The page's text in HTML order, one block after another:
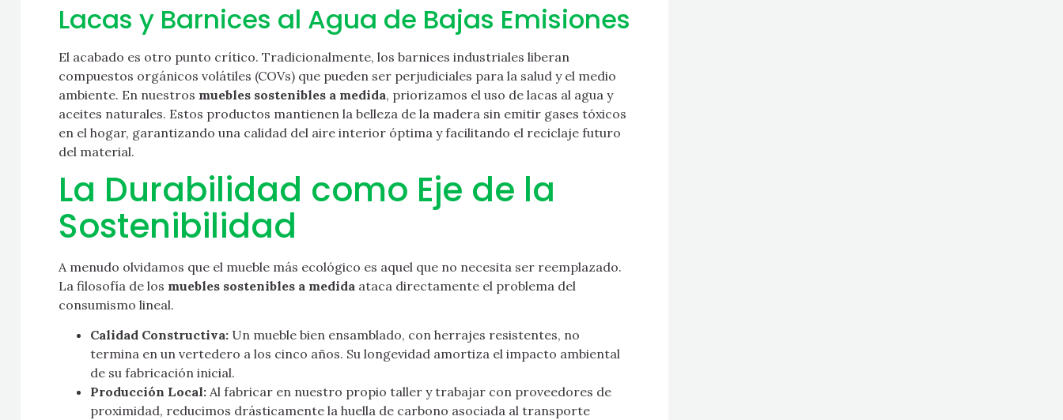
Lacas y Barnices al Agua de Bajas Emisiones
El acabado es otro punto crítico. Tradicionalmente, los barnices industriales liberan
compuestos orgánicos volátiles (COVs) que pueden ser perjudiciales para la salud y el medio
ambiente. En nuestros muebles sostenibles a medida, priorizamos el uso de lacas al agua y
aceites naturales. Estos productos mantienen la belleza de la madera sin emitir gases tóxicos
en el hogar, garantizando una calidad del aire interior óptima y facilitando el reciclaje futuro
del material.
La Durabilidad como Eje de la
Sostenibilidad
A menudo olvidamos que el mueble más ecológico es aquel que no necesita ser reemplazado.
La filosofía de los muebles sostenibles a medida ataca directamente el problema del
consumismo lineal.
Calidad Constructiva: Un mueble bien ensamblado, con herrajes resistentes, no
termina en un vertedero a los cinco años. Su longevidad amortiza el impacto ambiental
de su fabricación inicial.
Producción Local: Al fabricar en nuestro propio taller y trabajar con proveedores de
proximidad, reducimos drásticamente la huella de carbono asociada al transporte